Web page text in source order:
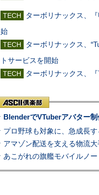
TECH
ターボリナックス、
始
TECH
ターボリナックス、
トサービスを開始
TECH ターボリナックス、
BlenderでVTuberアバター